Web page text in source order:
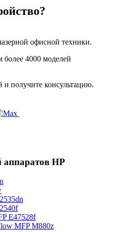
офисной техники.
более 4000 моделей
и получите консультацию.
HP
E47528f
MFP M880z